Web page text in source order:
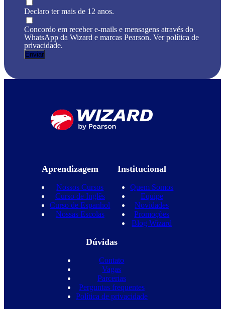
Declaro ter mais de 12 anos.
Concordo em receber e-mails e mensagens através do
WhatsApp da Wizard e marcas Pearson. Ver política de
privacidade.
Aprendizagem
Nossos Cursos
Curso de Inglês
Curso de Espanhol
Nossas Escolas
Institucional
Quem Somos
Equipe
Novidades
Promoções
Blog Wizard
Dúvidas
Contato
Vagas
Parcerias
Perguntas frequentes
Política de privacidade